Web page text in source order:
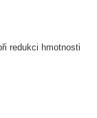
redukci hmotnosti